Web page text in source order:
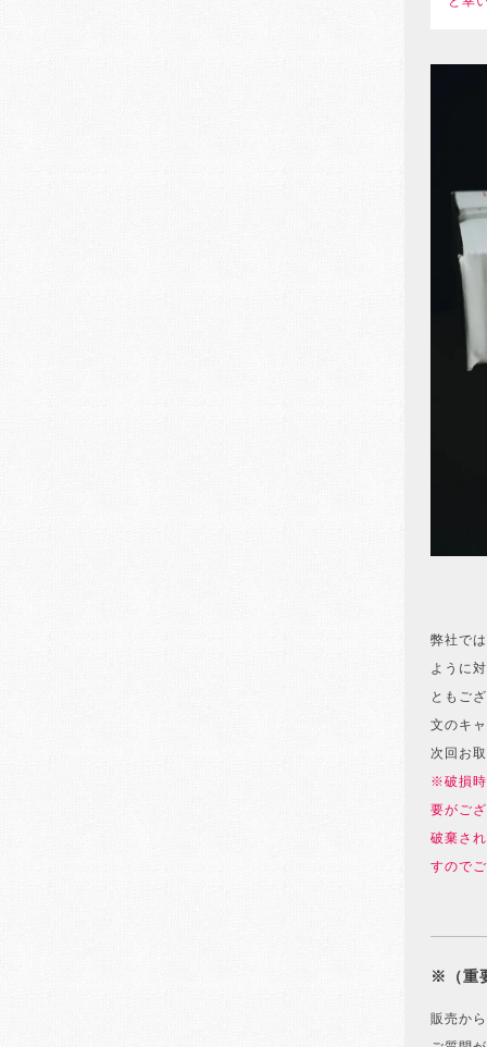
弊社で
ように
ともご
文のキ
次回お
※破損時
要がご
破棄さ
すので
※（重
販売か